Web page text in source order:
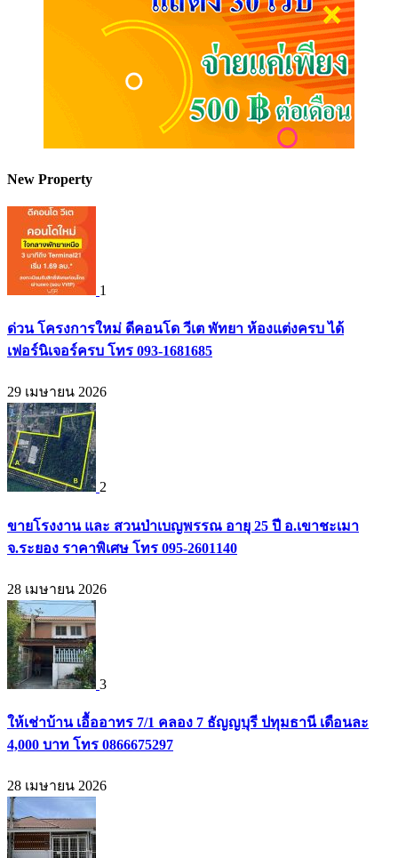
New Property
1
ด่วน โครงการใหม่ ดีคอนโด วีเต พัทยา ห้องแต่งครบ ได้
เฟอร์นิเจอร์ครบ โทร 093-1681685
29 เมษายน 2026
2
ขายโรงงาน และ สวนป่าเบญพรรณ อายุ 25 ปี อ.เขาชะเมา
จ.ระยอง ราคาพิเศษ โทร 095-2601140
28 เมษายน 2026
3
ให้เช่าบ้าน เอื้ออาทร 7/1 คลอง 7 ธัญญบุรี ปทุมธานี เดือนละ
4,000 บาท โทร 0866675297
28 เมษายน 2026